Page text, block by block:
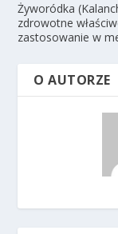
Żyworódka
zdrowotne
zastosowanie w
O AUTORZE